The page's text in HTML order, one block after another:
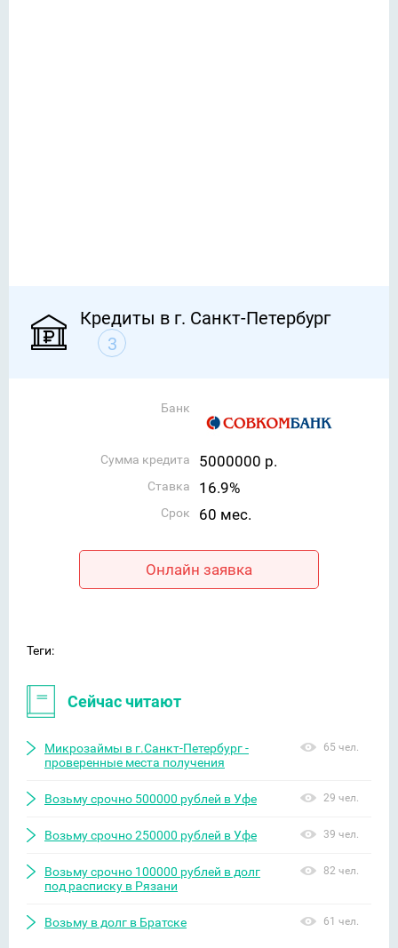
Кредиты в г. Санкт-Петербург
3
Банк
Сумма кредита 5000000 р.
Ставка 16.9%
Срок 60 мес.
Онлайн заявка
Теги:
Сейчас читают
Микрозаймы в г.Санкт-Петербург -
проверенные места получения
65 чел.
Возьму срочно 500000 рублей в Уфе 29 чел.
Возьму срочно 250000 рублей в Уфе 39 чел.
Возьму срочно 100000 рублей в долг
под расписку в Рязани
82 чел.
Возьму в долг в Братске 61 чел.